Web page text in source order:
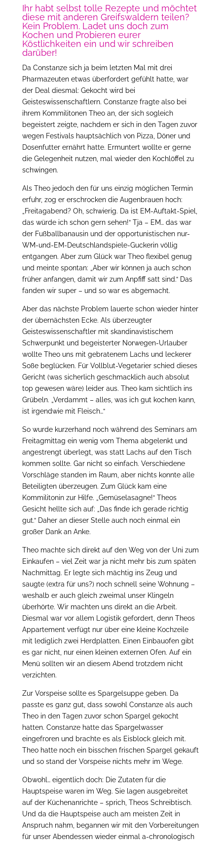
Ihr habt selbst tolle Rezepte und möchtet
diese mit anderen Greifswaldern teilen?
Kein Problem. Ladet uns doch zum
Kochen und Probieren eurer
Köstlichkeiten ein und wir schreiben
darüber!
Da Constanze sich ja beim letzten Mal mit drei
Pharmazeuten etwas überfordert gefühlt hatte, war
der Deal diesmal: Gekocht wird bei
Geisteswissenschaftlern. Constanze fragte also bei
ihrem Kommilitonen Theo an, der sich sogleich
begeistert zeigte, nachdem er sich in den Tagen zuvor
wegen Festivals hauptsächlich von Pizza, Döner und
Dosenfutter ernährt hatte. Ermuntert wollte er gerne
die Gelegenheit nutzen, mal wieder den Kochlöffel zu
schwingen.
Als Theo jedoch den für uns einzig möglichen Termin
erfuhr, zog er erschrocken die Augenbrauen hoch:
„Freitagabend? Oh, schwierig. Da ist EM-Auftakt-Spiel,
das würde ich schon gern sehen!“ Tja – EM… das war
der Fußballbanausin und der opportunistischen nur-
WM-und-EM-Deutschlandspiele-Guckerin völlig
entgangen. Aber zum Glück war Theo flexibel genug
und meinte spontan: „Aber wir können ja auch schon
früher anfangen, damit wir zum Anpfiff satt sind.“ Das
fanden wir super – und so war es abgemacht.
Aber das nächste Problem lauerte schon wieder hinter
der übernächsten Ecke. Als überzeugter
Geisteswissenschaftler mit skandinavistischem
Schwerpunkt und begeisterter Norwegen-Urlauber
wollte Theo uns mit gebratenem Lachs und leckerer
Soße beglücken. Für Vollblut-Vegetarier schied dieses
Gericht (was sicherlich geschmacklich auch absolut
top gewesen wäre) leider aus. Theo kam sichtlich ins
Grübeln. „Verdammt – alles, was ich gut kochen kann,
ist irgendwie mit Fleisch…“
So wurde kurzerhand noch während des Seminars am
Freitagmittag ein wenig vom Thema abgelenkt und
angestrengt überlegt, was statt Lachs auf den Tisch
kommen sollte. Gar nicht so einfach. Verschiedene
Vorschläge standen im Raum, aber nichts konnte alle
Beteiligten überzeugen. Zum Glück kam eine
Kommilitonin zur Hilfe. „Gemüselasagne!“ Theos
Gesicht hellte sich auf: „Das finde ich gerade richtig
gut.“ Daher an dieser Stelle auch noch einmal ein
großer Dank an Anke.
Theo machte sich direkt auf den Weg von der Uni zum
Einkaufen – viel Zeit war ja nicht mehr bis zum späten
Nachmittag. Er legte sich mächtig ins Zeug und
saugte (extra für uns?) noch schnell seine Wohnung –
weshalb er auch gleich zweimal unser Klingeln
überhörte. Wir machten uns direkt an die Arbeit.
Diesmal war vor allem Logistik gefordert, denn Theos
Appartement verfügt nur über eine kleine Kochzeile
mit lediglich zwei Herdplatten. Einen Einbauofen gibt
es gar nicht, nur einen kleinen externen Ofen. Auf ein
Menü sollten wir an diesem Abend trotzdem nicht
verzichten.
Zur Vorspeise sollte es Spargelsuppe geben. Da
passte es ganz gut, dass sowohl Constanze als auch
Theo in den Tagen zuvor schon Spargel gekocht
hatten. Constanze hatte das Spargelwasser
eingefroren und brachte es als Eisblock gleich mit.
Theo hatte noch ein bisschen frischen Spargel gekauft
und so stand der Vorspeise nichts mehr im Wege.
Obwohl… eigentlich doch: Die Zutaten für die
Hauptspeise waren im Weg. Sie lagen ausgebreitet
auf der Küchenanrichte – sprich, Theos Schreibtisch.
Und da die Hauptspeise auch am meisten Zeit in
Anspruch nahm, begannen wir mit den Vorbereitungen
für unser Abendessen wieder einmal a-chronologisch